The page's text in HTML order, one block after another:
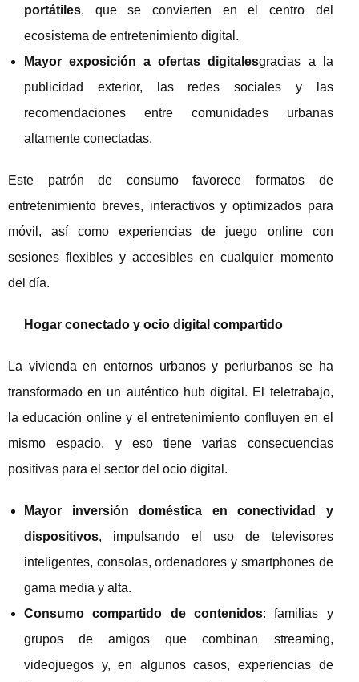
portátiles, que se convierten en el centro del
ecosistema de entretenimiento digital.
Mayor exposición a ofertas digitalesgracias a la
publicidad exterior, las redes sociales y las
recomendaciones entre comunidades urbanas
altamente conectadas.
Este patrón de consumo favorece formatos de
entretenimiento breves, interactivos y optimizados para
móvil, así como experiencias de juego online con
sesiones flexibles y accesibles en cualquier momento
del día.
Hogar conectado y ocio digital compartido
La vivienda en entornos urbanos y periurbanos se ha
transformado en un auténtico hub digital. El teletrabajo,
la educación online y el entretenimiento confluyen en el
mismo espacio, y eso tiene varias consecuencias
positivas para el sector del ocio digital.
Mayor inversión doméstica en conectividad y
dispositivos, impulsando el uso de televisores
inteligentes, consolas, ordenadores y smartphones de
gama media y alta.
Consumo compartido de contenidos: familias y
grupos de amigos que combinan streaming,
videojuegos y, en algunos casos, experiencias de